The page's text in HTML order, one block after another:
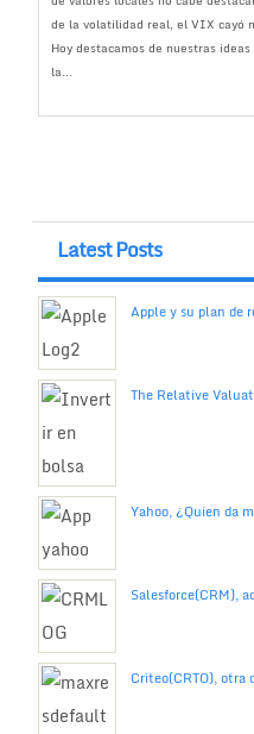
de la volatilidad real, el VIX cayó
Hoy destacamos de nuestras
la...
Latest Posts
Apple y su plan de
The Relative
Yahoo, ¿Quien da
Salesforce(CRM),
Criteo(CRTO),